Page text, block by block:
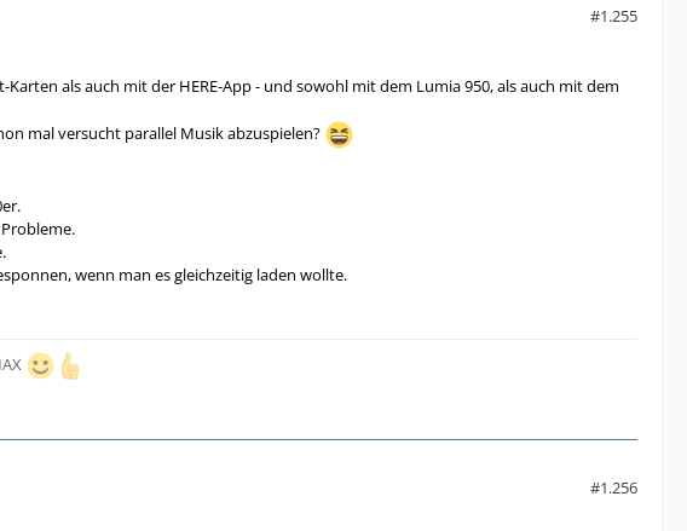
#1.255
als auch mit der HERE-App - und sowohl mit dem Lumia 950, als auch mit dem
mal versucht parallel Musik abzuspielen?
wenn man es gleichzeitig laden wollte.
#1.256